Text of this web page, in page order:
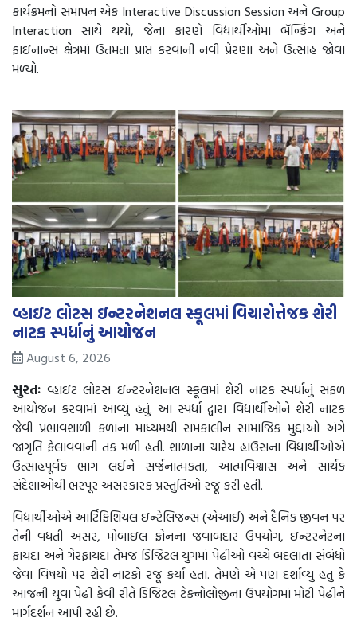
કાર્યક્રમનો સમાપન એક Interactive Discussion Session અને Group
Interaction સાથે થયો, જેના કારણે વિદ્યાર્થીઓમાં બૅન્કિંગ અને
ફાઇનાન્સ ક્ષેત્રમાં ઉત્તમતા પ્રાપ્ત કરવાની નવી પ્રેરણા અને ઉત્સાહ જોવા
મળ્યો.
વ્હાઇટ લોટસ ઇન્ટરનેશનલ સ્કૂલમાં વિચારોત્તેજક શેરી
નાટક સ્પર્ધાનું આયોજન
August 6, 2026
સુરતઃ વ્હાઇટ લોટસ ઇન્ટરનેશનલ સ્કૂલમાં શેરી નાટક સ્પર્ધાનું સફળ
આયોજન કરવામાં આવ્યું હતું. આ સ્પર્ધા દ્વારા વિદ્યાર્થીઓને શેરી નાટક
જેવી પ્રભાવશાળી કળાના માધ્યમથી સમકાલીન સામાજિક મુદ્દાઓ અંગે
જાગૃતિ ફેલાવવાની તક મળી હતી. શાળાના ચારેય હાઉસના વિદ્યાર્થીઓએ
ઉત્સાહપૂર્વક ભાગ લઈને સર્જનાત્મકતા, આત્મવિશ્વાસ અને સાર્થક
સંદેશાઓથી ભરપૂર અસરકારક પ્રસ્તુતિઓ રજૂ કરી હતી.
વિદ્યાર્થીઓએ આર્ટિફિશિયલ ઇન્ટેલિજન્સ (એઆઈ) અને દૈનિક જીવન પર
તેની વધતી અસર, મોબાઇલ ફોનના જવાબદાર ઉપયોગ, ઇન્ટરનેટના
ફાયદા અને ગેરફાયદા તેમજ ડિજિટલ યુગમાં પેઢીઓ વચ્ચે બદલાતા સંબંધો
જેવા વિષયો પર શેરી નાટકો રજૂ કર્યા હતા. તેમણે એ પણ દર્શાવ્યું હતું કે
આજની યુવા પેઢી કેવી રીતે ડિજિટલ ટેક્નોલોજીના ઉપયોગમાં મોટી પેઢીને
માર્ગદર્શન આપી રહી છે.